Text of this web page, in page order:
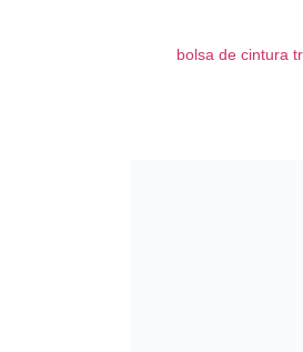
bolsa de cintura